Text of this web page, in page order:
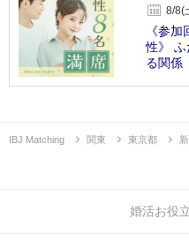
8/8(
《参
性》
る関係
IBJ Matching 関東 東京都
婚活お役